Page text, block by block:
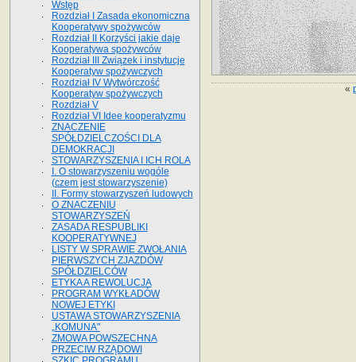
«
Wstęp
Rozdział I Zasada ekonomiczna
Kooperatywy spożywców
Rozdział II Korzyści jakie daje
Kooperatywa spożywców
Rozdział III Związek i instytucje
Kooperatyw spożywczych
Rozdział IV Wytwórczość
Kooperatyw spożywczych
Rozdział V
Rozdział VI Idee kooperatyzmu
ZNACZENIE
SPÓŁDZIELCZOŚCI DLA
DEMOKRACJI
STOWARZYSZENIA I ICH ROLA
I. O stowarzyszeniu wogóle
(czem jest stowarzyszenie)
II. Formy stowarzyszeń ludowych
O ZNACZENIU
STOWARZYSZEŃ
ZASADA RESPUBLIKI
KOOPERATYWNEJ
LISTY W SPRAWIE ZWOŁANIA
PIERWSZYCH ZJAZDÓW
SPÓŁDZIELCÓW
ETYKA A REWOLUCJA
PROGRAM WYKŁADÓW
NOWEJ ETYKI
USTAWA STOWARZYSZENIA
„KOMUNA"
ZMOWA POWSZECHNA
PRZECIW RZĄDOWI